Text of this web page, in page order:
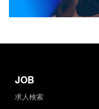
JOB
求人検索